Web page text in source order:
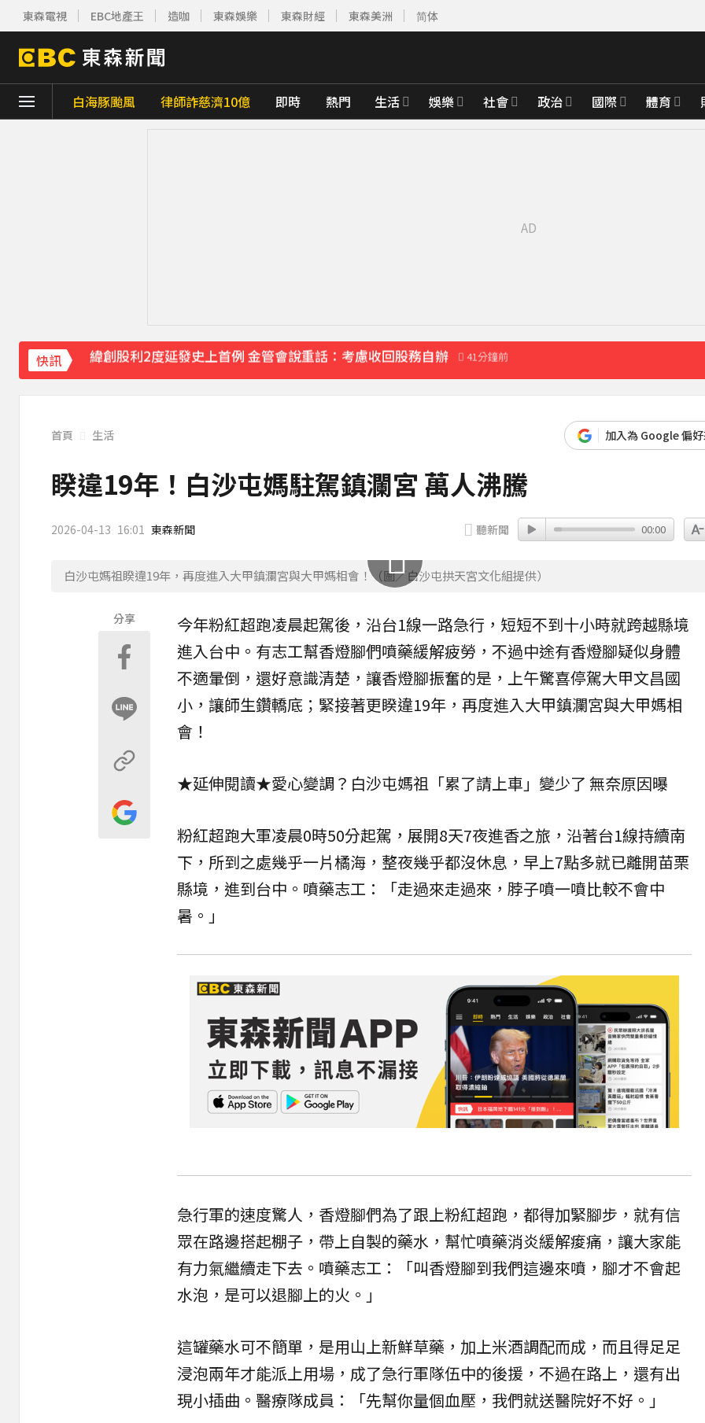
東森電視 EBC地產王 造咖 東森娛樂 東森財經 東森美洲 简体
白海豚颱風 律師詐慈濟10億 即時 熱門 生活 娛樂 社會 政治 國際 體育
快訊
《理財達人秀》X 安聯投信免費講座報名中！搶先卡位 2027
97萬網紅「肥大叔」驟逝！2天前才開直播 最後身影曝光粉鼻酸
下載東森App，隨時掌握天下大小事！
今立秋拚轉運！命理師點名「6生肖」：把握黃金7天
21分鐘前
首頁 生活 加入為 Google 偏
睽違19年！白沙屯媽駐駕鎮瀾宮 萬人沸騰
2026-04-13 16:01 東森新聞 聽新聞 00:00
白沙屯媽祖睽違19年，再度進入大甲鎮瀾宮與大甲媽相會！（圖／白沙屯拱天宮文化組提供）
分享 今年粉紅超跑凌晨起駕後，沿台1線一路急行，短短不到十小時就跨越縣境
進入台中。有志工幫香燈腳們噴藥緩解疲勞，不過中途有香燈腳疑似身體
不適暈倒，還好意識清楚，讓香燈腳振奮的是，上午驚喜停駕大甲文昌國
小 ，讓師生鑽轎底；緊接著更睽違19年，再度進入大甲鎮瀾宮與大甲媽相
會！
★延伸閱讀★愛心變調？白沙屯媽祖「累了請上車」變少了 無奈原因曝
粉紅超跑大軍凌晨0時50分起駕，展開8天7夜進香之旅，沿著台1線持續南
下，所到之處幾乎一片橘海，整夜幾乎都沒休息，早上7點多就已離開苗栗
縣境，進到台中。噴藥志工：「走過來走過來，脖子噴一噴比較不會中
暑。」
急行軍的速度驚人，香燈腳們為了跟上粉紅超跑，都得加緊腳步，就有信
眾在路邊搭起棚子，帶上自製的藥水，幫忙噴藥消炎緩解痠痛，讓大家能
有力氣繼續走下去。噴藥志工：「叫香燈腳到我們這邊來噴，腳才不會起
水泡，是可以退腳上的火。」
這罐藥水可不簡單，是用山上新鮮草藥，加上米酒調配而成，而且得足足
浸泡兩年才能派上用場，成了急行軍隊伍中的後援，不過在路上，還有出
現小插曲。醫療隊成員：「先幫你量個血壓，我們就送醫院好不好。」